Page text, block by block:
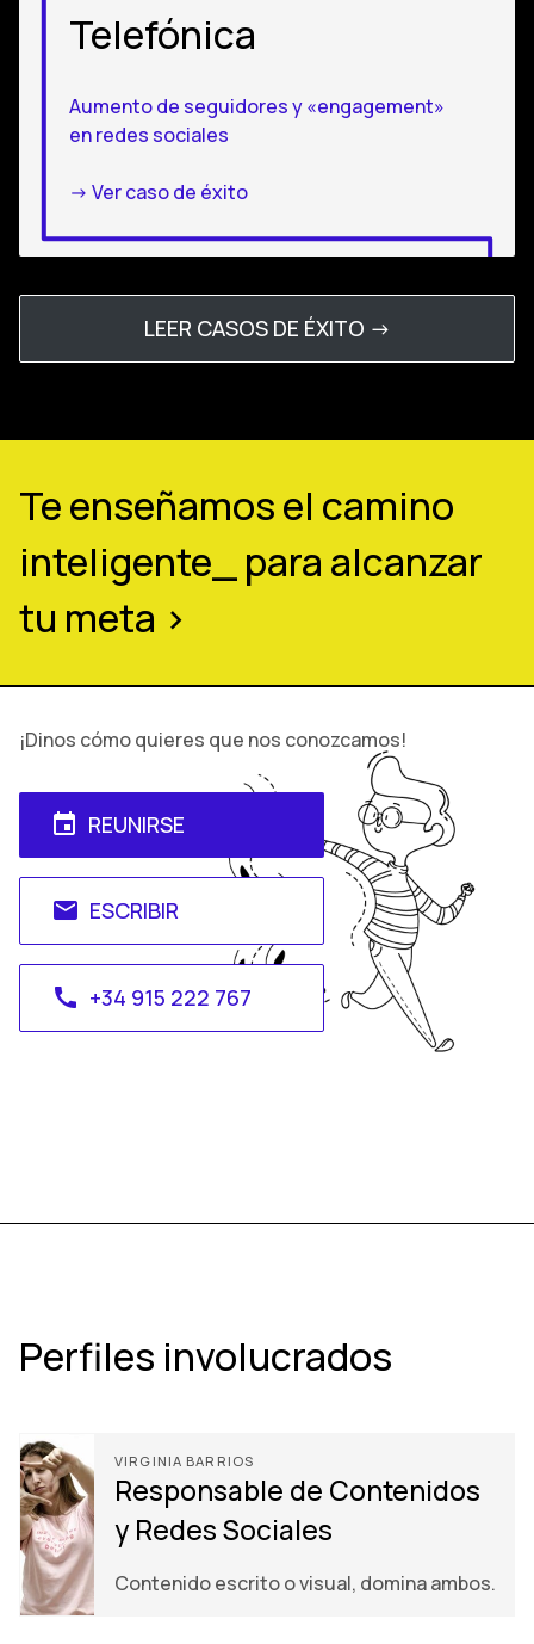
Telefónica
Aumento de seguidores y «engagement»
en redes sociales
-> Ver caso de éxito
LEER CASOS DE ÉXITO ->
Te enseñamos el camino
inteligente_ para alcanzar
tu meta >
¡Dinos cómo quieres que nos conozcamos!
event REUNIRSE
email ESCRIBIR
call +34 915 222 767
Perfiles involucrados
VIRGINIA BARRIOS
Responsable de Contenidos
y Redes Sociales
Contenido escrito o visual, domina ambos.